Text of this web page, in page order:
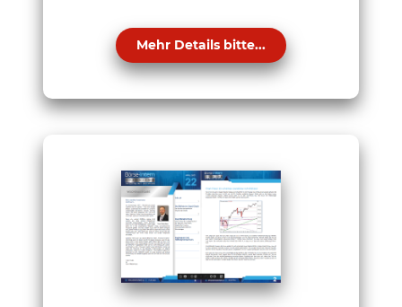
Mehr Details bitte...